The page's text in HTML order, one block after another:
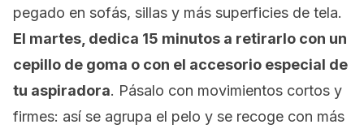
pegado en sofás, sillas y más superficies de tela.
El martes, dedica 15 minutos a retirarlo con un
cepillo de goma o con el accesorio especial de
tu aspiradora. Pásalo con movimientos cortos y
firmes: así se agrupa el pelo y se recoge con más